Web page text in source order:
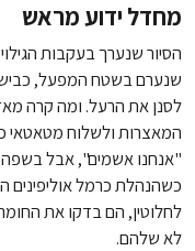
מחדל ידוע מראש
הסיור שנערך בעקבות
שנערם בשטח המפעל,
לסנן את הרעל. ומה קרה
המאצרות ולשלוח מטאטאי
"אנחנו אשמים", אבל
כשהנהלת כרמל אוליפינים
לחלוטין, הם בדקו את
לא שלהם.